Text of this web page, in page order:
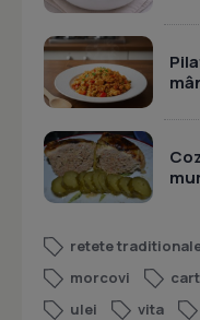
retete
morcovi
ulei
vita